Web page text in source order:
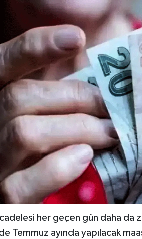
her geçen gün daha da
Temmuz ayında yapılacak